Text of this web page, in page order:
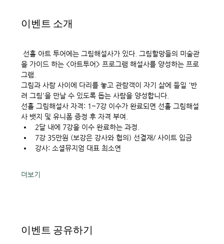
이벤트 소개
선흘 아트 투어에는 그림해설사가 있다. 그림할망들의 미술관
을 가이드 하는 <아트투어> 프로그램 해설사를 양성하는 프로
그램.
그림과 사람 사이에 다리를 놓고 관람객이 자기 삶에 들일 '반
려 그림'을 만날 수 있도록 돕는 사람을 양성합니다.
선흘 그림해설사 자격: 1~7강 이수가 완료되면 선흘 그림해설
사 뱃지 및 유니폼 증정 후 자격 부여.
2달 내에 7강을 이수 완료하는 과정.
7강 35만원 (보강은 강사와 협의) 선결재/ 사이트 입금
강사: 소셜뮤지엄 대표 최소연
더보기
이벤트 공유하기